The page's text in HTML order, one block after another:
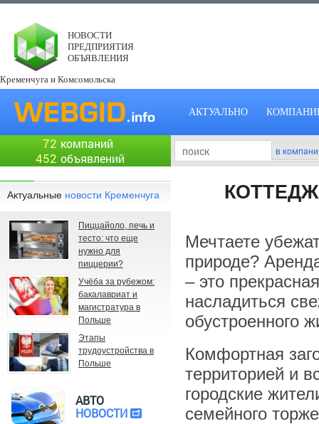
НОВОСТИ
ПРЕДПРИЯТИЯ
ОБЪЯВЛЕНИЯ
Кременчуга и Комсомольска
АКТУАЛЬНО
72 компаний
452 объявлений
Мечтаете
природе?
– это
насладиться
обустроенного
Комфортная
территорией и
городские
семейного
Актуальные новости Кременчуга
Пиццайоло, печь и
тесто: что еще
нужно для
пиццерии?
Учёба за рубежом:
бакалавриат и
магистратура в
Польше
Этапы
трудоустройства в
Польше
АВТО
НОВОСТИ